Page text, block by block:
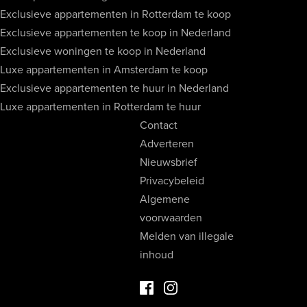
Exclusieve appartementen in Rotterdam te koop
Exclusieve appartementen te koop in Nederland
Exclusieve woningen te koop in Nederland
Luxe appartementen in Amsterdam te koop
Exclusieve appartementen te huur in Nederland
Luxe appartementen in Rotterdam te huur
Contact
Adverteren
Nieuwsbrief
Privacybeleid
Algemene
voorwaarden
Melden van illegale
inhoud
Facebook Luxevastgoed
Instagram Luxevastgoed